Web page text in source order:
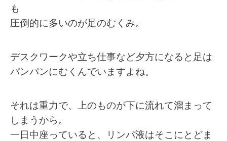
も
圧倒的に多いのが足のむくみ。
デスクワークや立ち仕事など夕方になると足は
パンパンにむくんでいますよね。
それは重力で、上のものが下に流れて溜まって
しまうから。
一日中座っていると、リンパ液はそこにとどま